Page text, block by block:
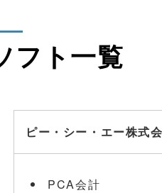
フト一覧
ピー・シー・エー株式
PCA会計